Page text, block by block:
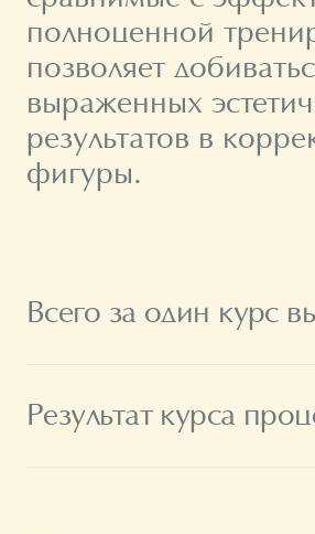
полноценной
позволяет
выраженных
результатов в
фигуры.
Всего за один курс
Результат курса